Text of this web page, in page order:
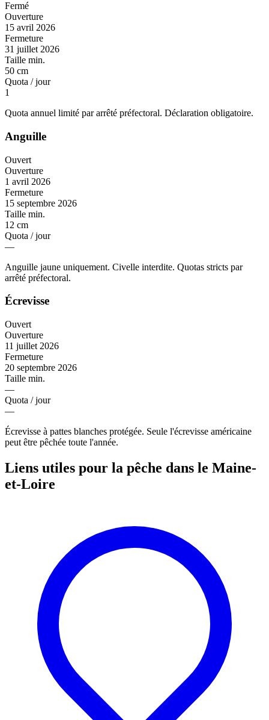
Fermé
Ouverture
15 avril 2026
Fermeture
31 juillet 2026
Taille min.
50 cm
Quota / jour
1
Quota annuel limité par arrêté préfectoral. Déclaration obligatoire.
Anguille
Ouvert
Ouverture
1 avril 2026
Fermeture
15 septembre 2026
Taille min.
12 cm
Quota / jour
—
Anguille jaune uniquement. Civelle interdite. Quotas stricts par
arrêté préfectoral.
Écrevisse
Ouvert
Ouverture
11 juillet 2026
Fermeture
20 septembre 2026
Taille min.
—
Quota / jour
—
Écrevisse à pattes blanches protégée. Seule l'écrevisse américaine
peut être pêchée toute l'année.
Liens utiles pour la pêche dans le Maine-
et-Loire